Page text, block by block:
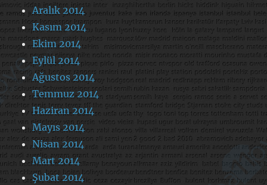
Aralık 2014
Kasım 2014
Ekim 2014
Eylül 2014
Ağustos 2014
Temmuz 2014
Haziran 2014
Mayıs 2014
Nisan 2014
Mart 2014
Şubat 2014